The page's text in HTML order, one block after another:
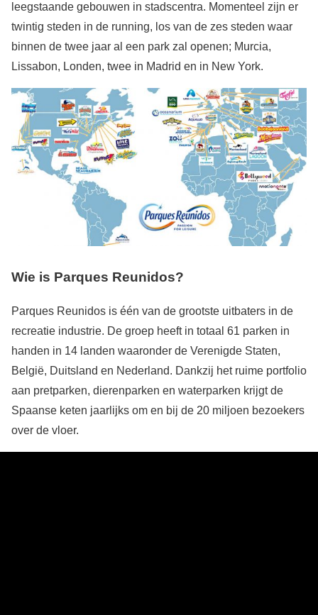
leegstaande gebouwen in stadscentra. Momenteel zijn er
twintig steden in de running, los van de zes steden waar
binnen de twee jaar al een park zal openen; Murcia,
Lissabon, Londen, twee in Madrid en in New York.
Wie is Parques Reunidos?
Parques Reunidos is één van de grootste uitbaters in de
recreatie industrie. De groep heeft in totaal 61 parken in
handen in 14 landen waaronder de Verenigde Staten,
België, Duitsland en Nederland. Dankzij het ruime portfolio
aan pretparken, dierenparken en waterparken krijgt de
Spaanse keten jaarlijks om en bij de 20 miljoen bezoekers
over de vloer.